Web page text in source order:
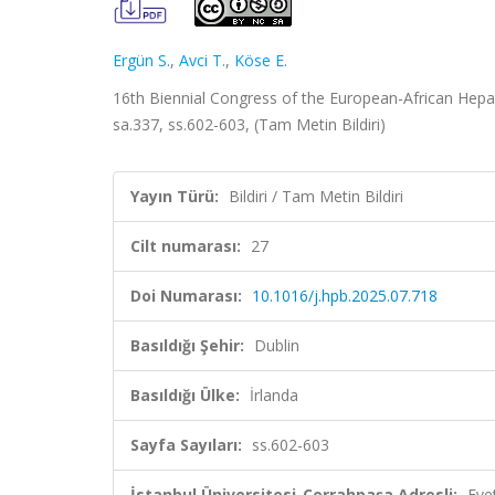
Ergün S., Avci T., Köse E.
16th Biennial Congress of the European-African
sa.337, ss.602-603, (Tam Metin Bildiri)
Yayın Türü: Bildiri / Tam Metin Bildiri
Cilt numarası: 27
Doi Numarası: 10.1016/j.hpb.2025.07.718
Basıldığı Şehir: Dublin
Basıldığı Ülke: İrlanda
Sayfa Sayıları: ss.602-603